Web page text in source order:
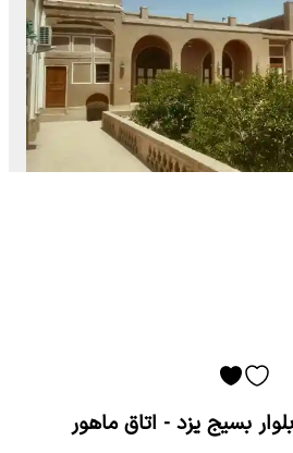
بسیج یزد - اتاق ماهور